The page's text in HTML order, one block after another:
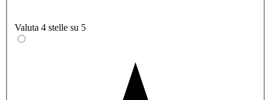
Valuta 4 stelle su 5